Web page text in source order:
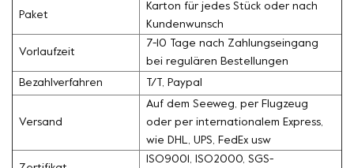
Paket
Karton für jedes Stück oder nach
Kundenwunsch
Vorlaufzeit
7-10 Tage nach Zahlungseingang
bei regulären Bestellungen
Bezahlverfahren T/T, Paypal
Versand
Auf dem Seeweg, per Flugzeug
oder per internationalem Express,
wie DHL, UPS, FedEx usw
ISO9001, ISO2000, SGS-